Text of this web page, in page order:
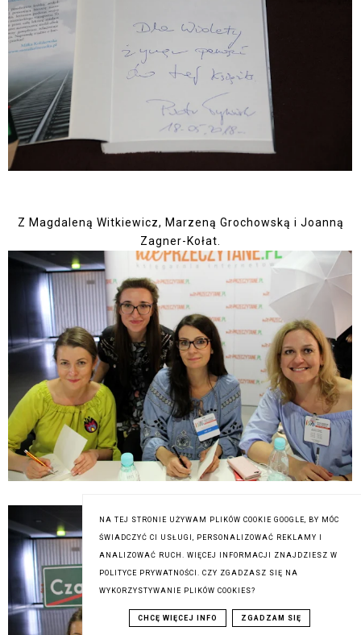
Z Magdaleną Witkiewicz, Marzeną Grochowską i Joanną
Zagner-Kołat.
NA TEJ STRONIE UŻYWAM PLIKÓW COOKIE GOOGLE, BY MÓC
ŚWIADCZYĆ CI USŁUGI, PERSONALIZOWAĆ REKLAMY I
ANALIZOWAĆ RUCH. WIĘCEJ INFORMACJI ZNAJDZIESZ W
POLITYCE PRYWATNOŚCI. CZY ZGADZASZ SIĘ NA
WYKORZYSTYWANIE PLIKÓW COOKIES?
CHCĘ WIĘCEJ INFO ZGADZAM SIĘ